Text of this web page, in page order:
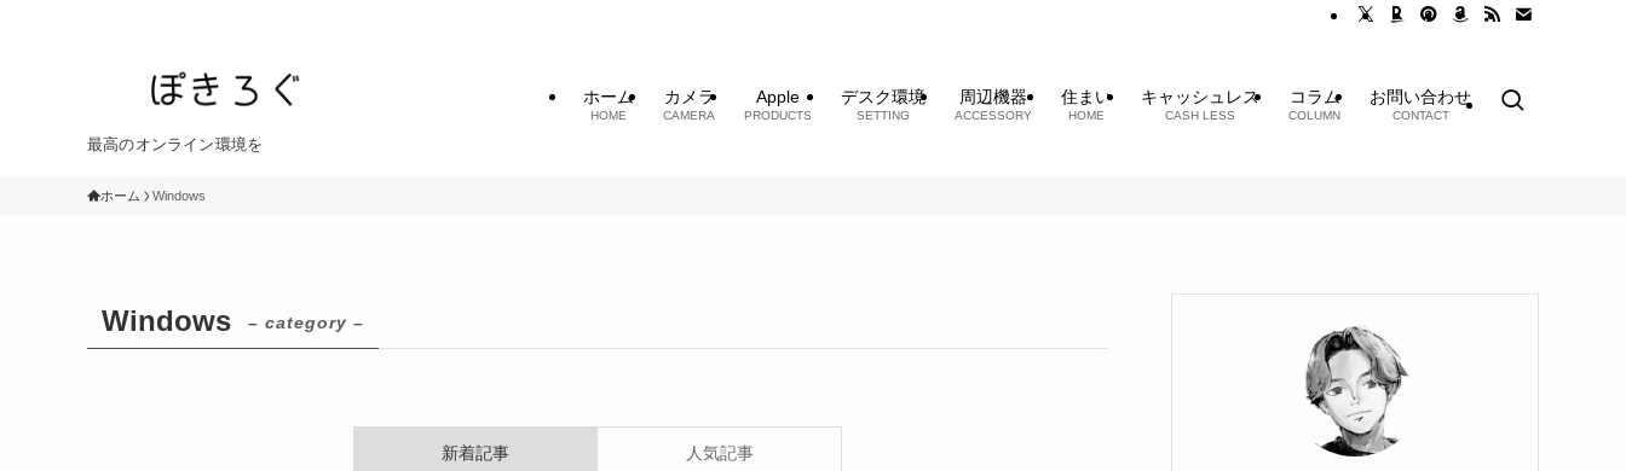
最高のオンライン環境を
ホーム
HOME
カメラ
CAMERA
Apple
PRODUCTS
デスク環境
SETTING
周辺機器
ACCESSORY
住まい
HOME
キャッシュレス
CASH LESS
コラム
COLUMN
お問い合わせ
CONTACT
ホーム Windows
Windows – category –
新着記事 人気記事